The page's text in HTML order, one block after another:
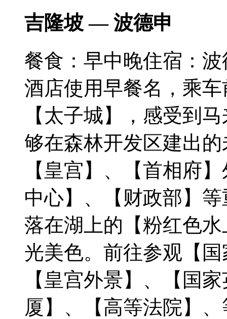
吉隆坡 — 波德申
餐食：早中晚住宿：
酒店使用早餐名，乘
【太子城】，感受到
够在森林开发区建出
【皇宫】、【首相府
中心】、【财政部】
落在湖上的【粉红色
光美色。前往参观【
【皇宫外景】、【国
厦】、【高等法院】